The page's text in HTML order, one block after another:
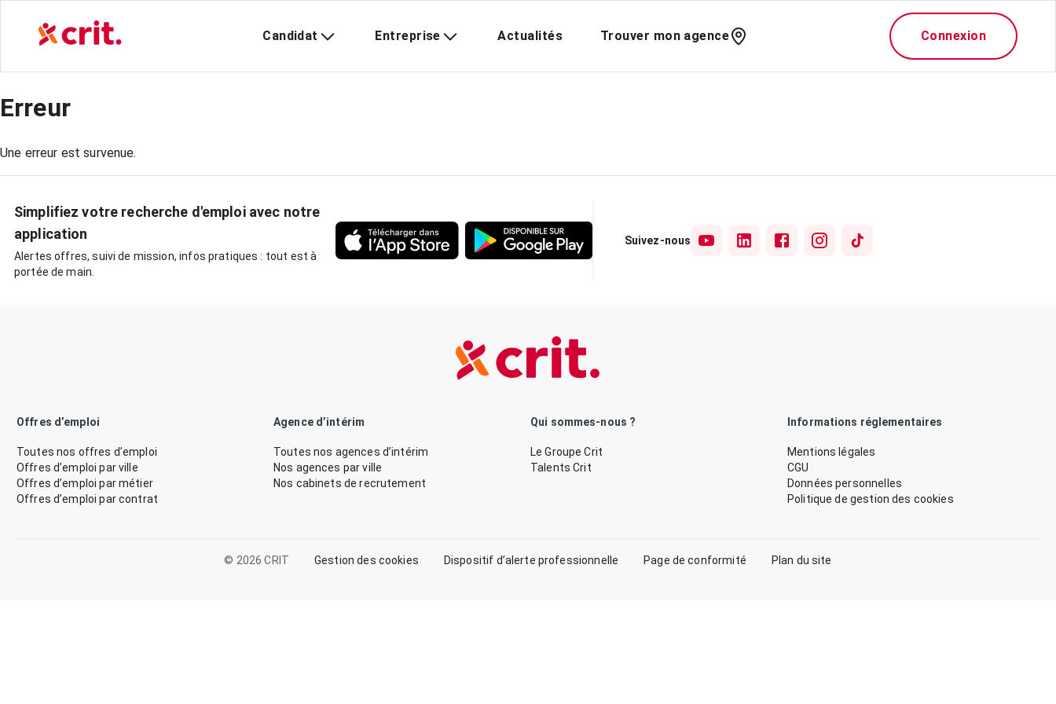
Candidat Entreprise Actualités Trouver mon agence Connexion
Erreur
Une erreur est survenue.
Simplifiez votre recherche d'emploi avec notre
application
Alertes offres, suivi de mission, infos pratiques : tout est à
portée de main.
Suivez-nous
Offres d’emploi
Toutes nos offres d’emploi
Offres d’emploi par ville
Offres d’emploi par métier
Offres d’emploi par contrat
Agence d’intérim
Toutes nos agences d’intérim
Nos agences par ville
Nos cabinets de recrutement
Qui sommes-nous ?
Le Groupe Crit
Talents Crit
Informations réglementaires
Mentions légales
CGU
Données personnelles
Politique de gestion des cookies
© 2026 CRIT Gestion des cookies Dispositif d’alerte professionnelle Page de conformité Plan du site